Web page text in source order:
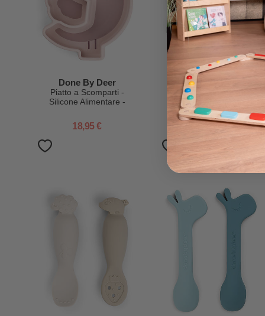
Done By Deer
Piatto a Scomparti -
Silicone Alimentare -
18,95 €
Done By Deer
Piatto a Scomparti -
Silicone Alimentare -
Stick&Stay - Birdee - Verde
18,95 € 11,37 €